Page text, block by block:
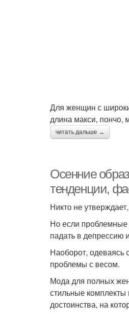
Для женщин с
длина макси, пончо,
читать дальше →
Осенние
тенденции,
Никто не
Но если проблемные
падать в депрессию
Наоборот, одеваясь
проблемы с весом.
Мода для полных
стильные
достоинства, на